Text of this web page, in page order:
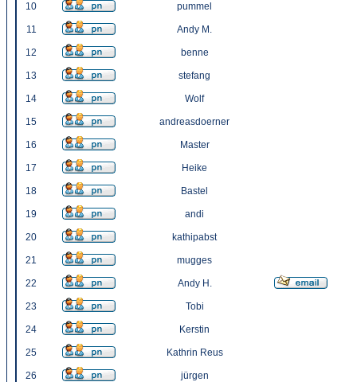
10 pummel
11 Andy M.
12 benne
13 stefang
14 Wolf
15 andreasdoerner
16 Master
17 Heike
18 Bastel
19 andi
20 kathipabst
21 mugges
22 Andy H.
23 Tobi
24 Kerstin
25 Kathrin Reus
26 jürgen